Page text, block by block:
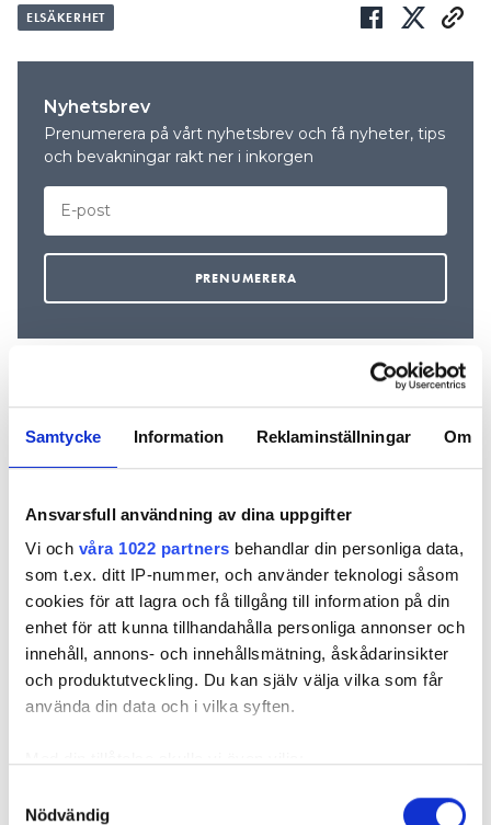
Samtycke Information Reklaminställningar Om
Ansvarsfull användning av dina uppgifter
Vi och våra 1022 partners behandlar din personliga data,
som t.ex. ditt IP-nummer, och använder teknologi såsom
cookies för att lagra och få tillgång till information på din
enhet för att kunna tillhandahålla personliga annonser och
innehåll, annons- och innehållsmätning, åskådarinsikter
och produktutveckling. Du kan själv välja vilka som får
använda din data och i vilka syften.
som kan ha en noggrannhet på upp till flera meter
Nödvändig
ELSÄKERHET
Nyhetsbrev
Prenumerera på vårt nyhetsbrev och få nyheter, tips
och bevakningar rakt ner i inkorgen
REKOMMENDERADE ARTIKLAR
Spänningssatta
klippta kablar: 5
råd för att
undvika olyckor
Spänningssatta
klippta kablar:
Larm- och
ventilationsmontörer
mest utsatta
Vd:n om
klippta
”Som att